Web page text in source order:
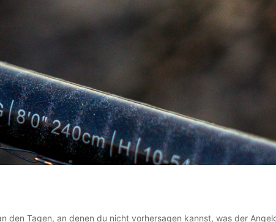
Tagen, an denen du nicht vorhersagen kannst, was der